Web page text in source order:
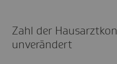
Zahl der
unverändert